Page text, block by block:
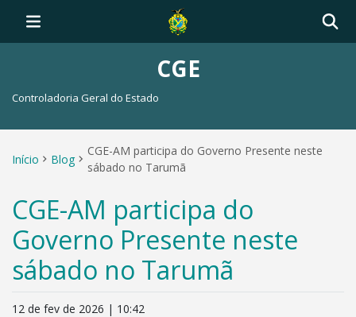
CGE
Controladoria Geral do Estado
Início Blog
CGE-AM participa do Governo Presente neste
sábado no Tarumã
CGE-AM participa do
Governo Presente neste
sábado no Tarumã
12 de fev de 2026 | 10:42